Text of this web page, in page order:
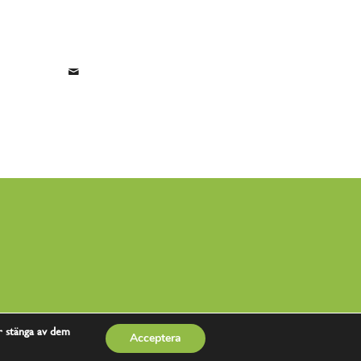
av dem Acceptera